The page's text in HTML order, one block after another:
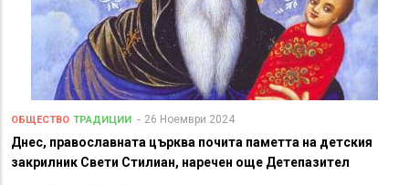
ОБЩЕСТВО ТРАДИЦИИ 26 Ноември 2024
Днес, православната църква почита паметта на детския
закрилник Свети Стилиан, наречен още Детепазител